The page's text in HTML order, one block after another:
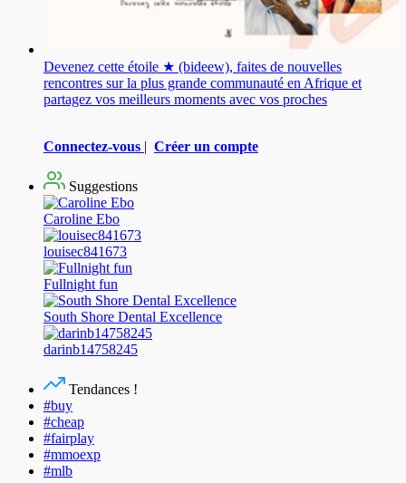
Devenez cette étoile ★ (bideew), faites de nouvelles
rencontres sur la plus grande communauté en Afrique et
partagez vos meilleurs moments avec vos proches
Connectez-vous | Créer un compte
Suggestions
Caroline Ebo
louisec841673
Fullnight fun
South Shore Dental Excellence
darinb14758245
Tendances !
#buy
#cheap
#fairplay
#mmoexp
#mlb